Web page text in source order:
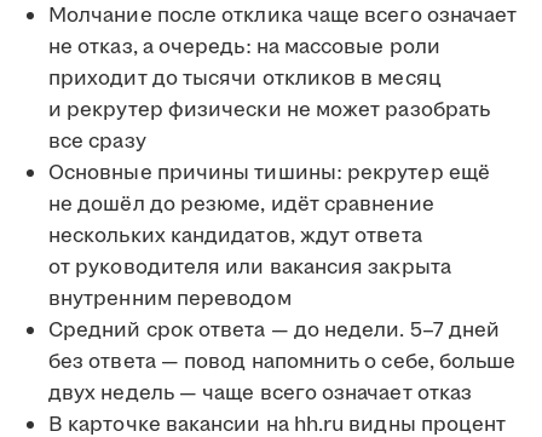
Молчание после отклика чаще всего означает
не отказ, а очередь: на массовые роли
приходит до тысячи откликов в месяц
и рекрутер физически не может разобрать
все сразу
Основные причины тишины: рекрутер ещё
не дошёл до резюме, идёт сравнение
нескольких кандидатов, ждут ответа
от руководителя или вакансия закрыта
внутренним переводом
Средний срок ответа — до недели. 5–7 дней
без ответа — повод напомнить о себе, больше
двух недель — чаще всего означает отказ
В карточке вакансии на hh.ru видны процент